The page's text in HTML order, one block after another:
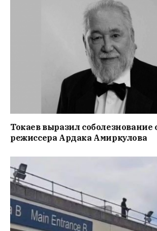
Токаев выразил соболезнование
режиссера Ардака Амиркулова